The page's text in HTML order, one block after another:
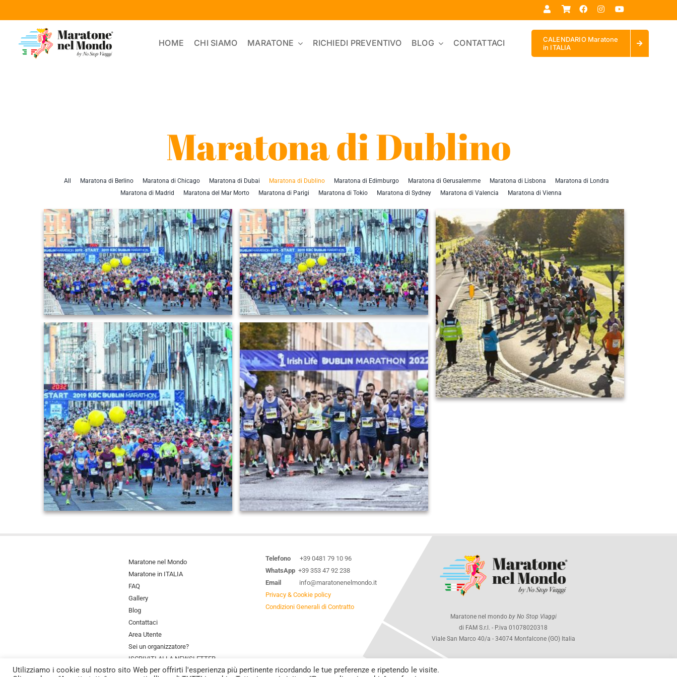
al
contenuto
HOME CHI SIAMO MARATONE RICHIEDI PREVENTIVO BLOG CONTATTACI
CALENDARIO Maratone
in ITALIA
Maratona di Dublino
All Maratona di Berlino Maratona di Chicago Maratona di Dubai Maratona di Dublino Maratona di Edimburgo Maratona di Gerusalemme Maratona di Lisbona
Maratona di Londra
Maratona di Madrid
Maratona del Mar Morto Maratona di Parigi Maratona di Tokio Maratona di Sydney Maratona di Valencia Maratona di Vienna
Maratone nel Mondo
Maratone in ITALIA
FAQ
Gallery
Blog
Contattaci
Area Utente
Sei un organizzatore?
ISCRIVITI ALLA NEWSLETTER
Telefono +39 0481 79 10 96
WhatsApp +39 353 47 92 238
Email
info@maratonenelmondo.it
Privacy & Cookie policy
Condizioni Generali di Contratto
Maratone nel mondo by No Stop Viaggi
di FAM S.r.l. - P.iva 01078020318
Viale San Marco 40/a - 34074 Monfalcone (GO) Italia
Utilizziamo i cookie sul nostro sito Web per offrirti l'esperienza più pertinente ricordando le tue preferenze e ripetendo le visite.